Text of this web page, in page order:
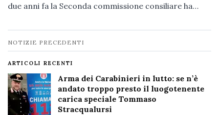
due anni fa la Seconda commissione consiliare ha…
Navigazione
notizie
NOTIZIE PRECEDENTI
ARTICOLI RECENTI
Arma dei Carabinieri in lutto: se n’è
andato troppo presto il luogotenente
carica speciale Tommaso
Stracqualursi